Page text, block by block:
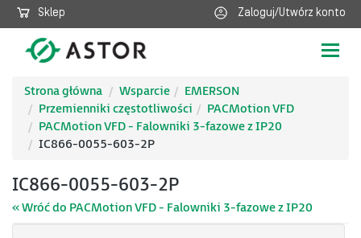
Sklep Zaloguj/Utwórz konto
Strona główna
Wsparcie
EMERSON
Przemienniki częstotliwości
PACMotion VFD
PACMotion VFD - Falowniki 3-fazowe z IP20
IC866-0055-603-2P
IC866-0055-603-2P
« Wróć do PACMotion VFD - Falowniki 3-fazowe z IP20